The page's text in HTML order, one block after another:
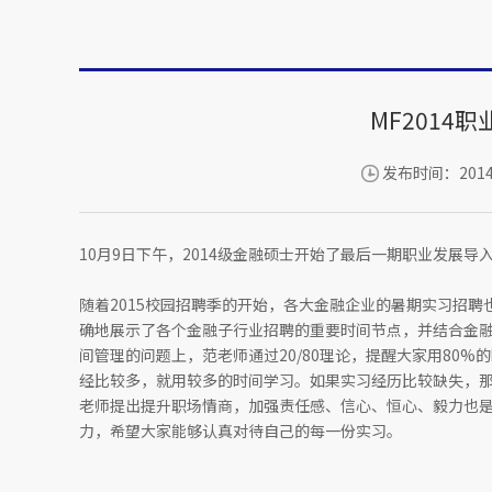
MF2014职
发布时间：
10月9日下午，2014级金融硕士开始了最后一期职业发展导
随着2015校园招聘季的开始，各大金融企业的暑期实习招
确地展示了各个金融子行业招聘的重要时间节点，并结合
间管理的问题上，范老师通过20/80理论，提醒大家用80%
经比较多，就用较多的时间学习。如果实习经历比较缺失
老师提出提升职场情商，加强责任感、信心、恒心、毅力
力，希望大家能够认真对待自己的每一份实习。